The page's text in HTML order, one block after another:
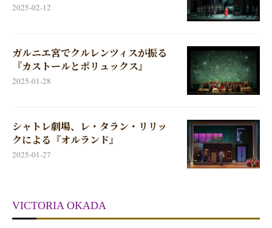
2025-02-12
ガルニエ宮でクルレンツィスが振る
『カストールとポリュックス』
2025-01-28
シャトレ劇場、レ・タラン・リリッ
クによる『オルランド』
2025-01-27
VICTORIA OKADA